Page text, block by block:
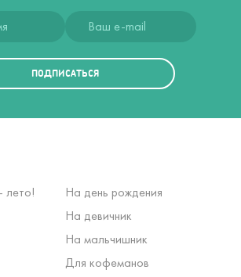
ПОДПИСАТЬСЯ
лето!
На день рождения
На девичник
На мальчишник
Для кофеманов